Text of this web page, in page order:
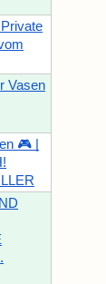
Vasen
🎮 |